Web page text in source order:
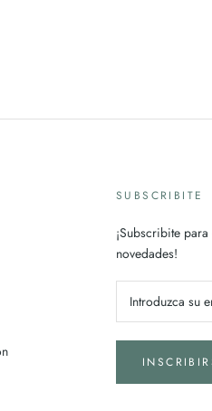
SUBSCRIBITE
¡Subscribite
novedades!